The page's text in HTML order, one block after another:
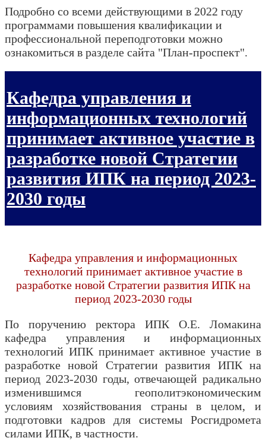
Подробно со всеми действующими в 2022 году
программами повышения квалификации и
профессиональной переподготовки можно
ознакомиться в разделе сайта "План-проспект".
Кафедра управления и
информационных технологий
принимает активное участие в
разработке новой Стратегии
развития ИПК на период 2023-
2030 годы
Кафедра управления и информационных
технологий принимает активное участие в
разработке новой Стратегии развития ИПК на
период 2023-2030 годы
По поручению ректора ИПК О.Е. Ломакина
кафедра управления и информационных
технологий ИПК принимает активное участие в
разработке новой Стратегии развития ИПК на
период 2023-2030 годы, отвечающей радикально
изменившимся геополитэкономическим
условиям хозяйствования страны в целом, и
подготовки кадров для системы Росгидромета
силами ИПК, в частности.